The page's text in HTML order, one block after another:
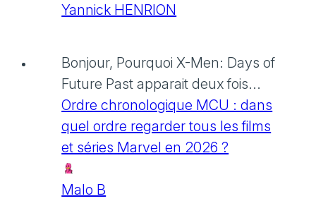
Yannick HENRION
Bonjour, Pourquoi X-Men: Days of
Future Past apparait deux fois...
Ordre chronologique MCU : dans
quel ordre regarder tous les films
et séries Marvel en 2026 ?
Malo B